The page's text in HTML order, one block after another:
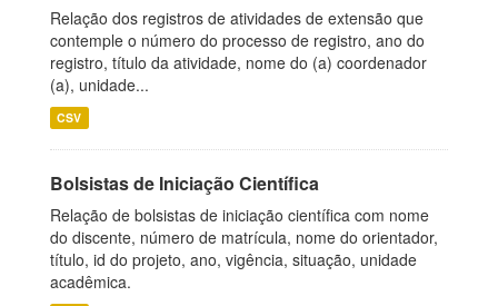
Relação dos registros de atividades de extensão que
contemple o número do processo de registro, ano do
registro, título da atividade, nome do (a) coordenador
(a), unidade...
CSV
Bolsistas de Iniciação Científica
Relação de bolsistas de iniciação científica com nome
do discente, número de matrícula, nome do orientador,
título, id do projeto, ano, vigência, situação, unidade
acadêmica.